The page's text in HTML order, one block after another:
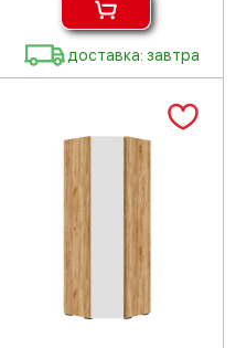
доставка: завтра